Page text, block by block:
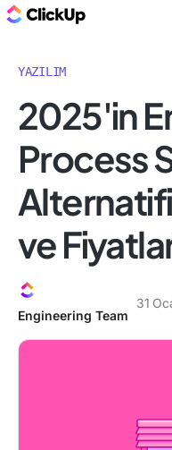
YAZILIM
2025'in
Process
ve
Engineering Team
31